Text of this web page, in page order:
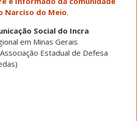
Narciso do Meio.
Social do Incra
em Minas Gerais
Estadual de Defesa